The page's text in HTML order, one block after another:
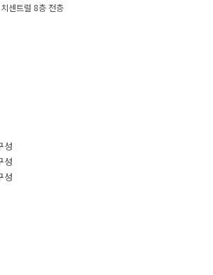
센트럴 8층 전층
성
성
성